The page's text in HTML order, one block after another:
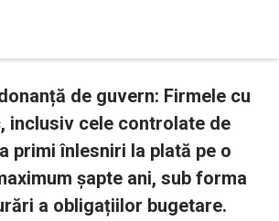
de guvern: Firmele cu
inclusiv cele controlate de
primi înlesniri la plată pe o
șapte ani, sub forma
a obligațiilor bugetare.